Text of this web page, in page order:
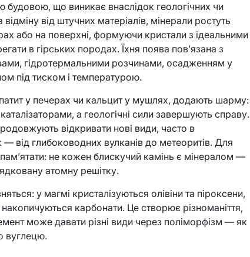
будовою, що виникає внаслідок геологічних чи
від штучних матеріалів, мінерали ростуть
або на поверхні, формуючи кристали з ідеальними
в гірських породах. Їхня поява пов’язана з
гідротермальними розчинами, осадженням у
під тиском і температурою.
у печерах чи кальцит у мушлях, додають шарму:
а геологічні сили завершують справу.
відкривати нові види, часто в
від глибоководних вулканів до метеоритів. Для
не кожен блискучий камінь є мінералом —
атомну решітку.
у магмі кристалізуються олівіни та піроксени,
карбонати. Це створює різноманіття,
може давати різні види через поліморфізм — як
вуглецю.